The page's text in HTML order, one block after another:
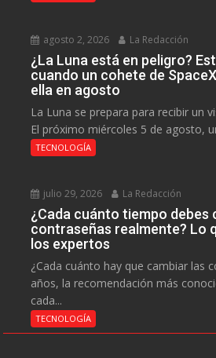
agosto 2, 2026 La Redacción
¿La Luna está en peligro?
cuando un cohete de
ella en agosto
La Luna se prepara para recibir un
El próximo miércoles 5 de agosto,
TECNOLOGÍA
julio 29, 2026 La Redacción
¿Cada cuánto tiempo debes
contraseñas realmente? Lo
los expertos
¿Cada cuánto hay que cambiar las
años, la recomendación más
cada...
TECNOLOGÍA